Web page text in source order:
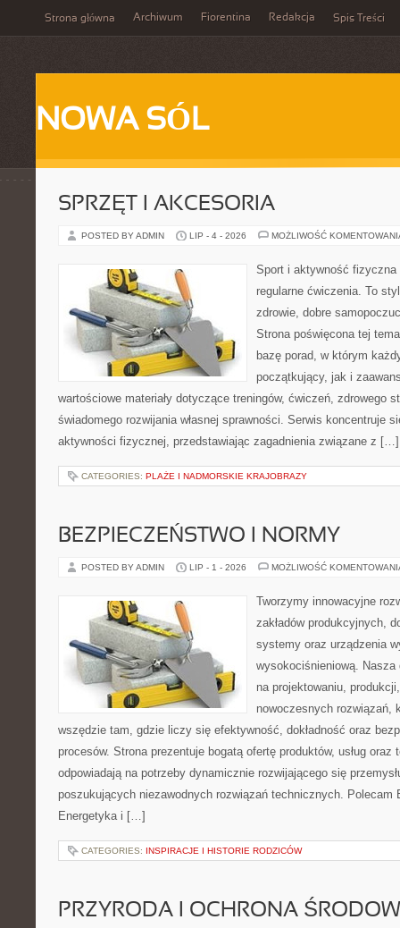
Strona główna Archiwum Fiorentina Redakcja Spis Treści
NOWA SÓL
SPRZĘT I AKCESORIA
POSTED BY ADMIN LIP - 4 - 2026 MOŻLIWOŚĆ
Sport i aktywność
regularne ćwiczenia. To
zdrowie, dobre
Strona poświęcona tej
bazę porad, w którym
początkujący, jak i
wartościowe materiały dotyczące treningów, ćwiczeń, zdrowego
świadomego rozwijania własnej sprawności. Serwis koncentruje
aktywności fizycznej, przedstawiając zagadnienia związane z […]
CATEGORIES: PLAŻE I NADMORSKIE KRAJOBRAZY
BEZPIECZEŃSTWO I NORMY
POSTED BY ADMIN LIP - 1 - 2026 MOŻLIWOŚĆ
Tworzymy innowacyjne
zakładów produkcyjnych,
systemy oraz urządzenia
wysokociśnieniową. Nasza
na projektowaniu,
nowoczesnych rozwiązań,
wszędzie tam, gdzie liczy się efektywność, dokładność oraz
procesów. Strona prezentuje bogatą ofertę produktów, usług oraz
odpowiadają na potrzeby dynamicznie rozwijającego się
poszukujących niezawodnych rozwiązań technicznych. Polecam
Energetyka i […]
CATEGORIES: INSPIRACJE I HISTORIE RODZICÓW
PRZYRODA I OCHRONA